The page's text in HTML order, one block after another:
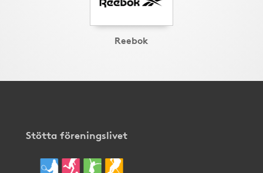
Reebok
Stötta föreningslivet